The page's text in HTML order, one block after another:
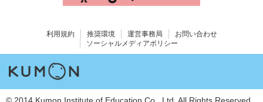
利用規約 推奨環境 運営事務局
お問い合わせ
ソーシャルメディアポリシー
© 2014 Kumon Institute of Education Co., Ltd. All Rights Reserved.